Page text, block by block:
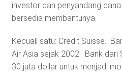
investor dan penyandang
bersedia membantunya.
Kecuali satu: Credit Suisse.
Air Asia sejak 2002. Bank dari
30 juta dollar untuk menjadi